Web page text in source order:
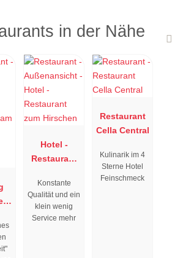
in der Nähe
Hotel -
Restaurant
Hirschen
Konstante
Qualität und ein
klein wenig
Service mehr
Restaurant
Cella Central
Kulinarik im 4
Sterne Hotel
Feinschmeck